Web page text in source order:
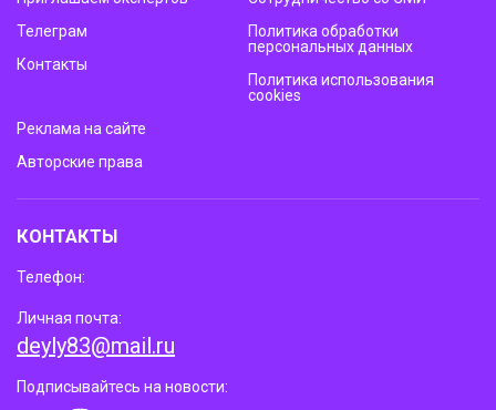
Телеграм
Контакты
Политика обработки
персональных данных
Политика использования
cookies
Реклама на сайте
Авторские права
КОНТАКТЫ
Телефон:
Личная почта:
deyly83@mail.ru
Подписывайтесь на новости: